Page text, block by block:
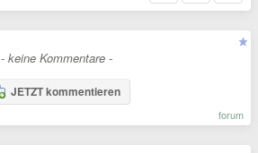
- keine Kommentare -
JETZT kommentieren
forum